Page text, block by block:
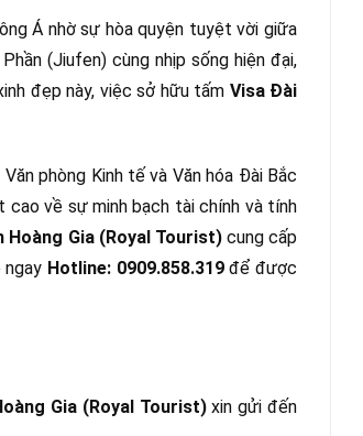
Á nhờ sự hòa quyện tuyệt vời giữa
(Jiufen) cùng nhịp sống hiện đại,
đẹp này, việc sở hữu tấm Visa Đài
phòng Kinh tế và Văn hóa Đài Bắc
cao về sự minh bạch tài chính và tính
Hoàng Gia (Royal Tourist)cung cấp
ngay Hotline: 0909.858.319để được
Gia (Royal Tourist)xin gửi đến